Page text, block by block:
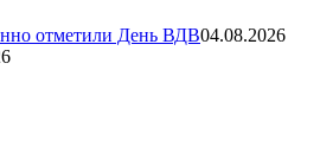
отметили День ВДВ04.08.2026